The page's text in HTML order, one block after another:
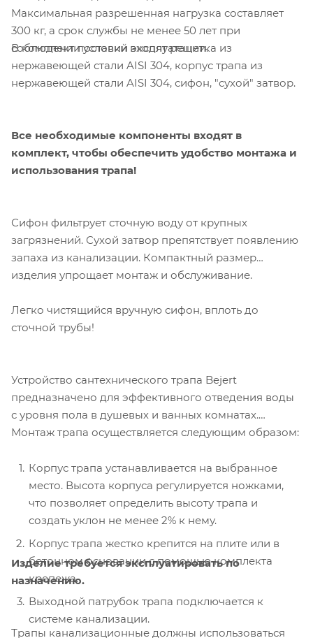
Максимальная разрешенная нагрузка составляет
300 кг, а срок службы не менее 50 лет при
соблюдении условий эксплуатации.
В комплект поставки входят решетка из
нержавеющей стали AISI 304, корпус трапа из
нержавеющей стали AISI 304, сифон, "сухой" затвор.
Все необходимые компоненты входят в
комплект, чтобы обеспечить удобство монтажа и
использования трапа!
Сифон фильтрует сточную воду от крупных
загрязнений. Сухой затвор препятствует появлению
запаха из канализации. Компактный размер
изделия упрощает монтаж и обслуживание.
Легко чистящийся вручную сифон, вплоть до
сточной трубы!
Устройство сантехнического трапа Bejert
предназначено для эффективного отведения воды
с уровня пола в душевых и ванных комнатах.
Монтаж трапа осуществляется следующим образом:
Корпус трапа устанавливается на выбранное
место. Высота корпуса регулируется ножками,
что позволяет определить высоту трапа и
создать уклон не менее 2% к нему.
Корпус трапа жестко крепится на плите или в
бетонном основании с помощью комплекта
крепежа.
Выходной патрубок трапа подключается к
системе канализации.
Изделие требуется эксплуатировать по
назначению.
Трапы канализационные должны использоваться